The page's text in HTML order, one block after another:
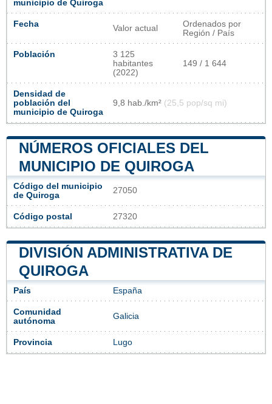
municipio de Quiroga
Fecha Valor actual
Ordenados por
Región / País
Población
3 125
habitantes
(2022)
149 / 1 644
Densidad de
población del
municipio de Quiroga
9,8 hab./km² (25,5 pop/sq mi)
NÚMEROS OFICIALES DEL
MUNICIPIO DE QUIROGA
Código del municipio
de Quiroga
27050
Código postal 27320
DIVISIÓN ADMINISTRATIVA DE
QUIROGA
País España
Comunidad
autónoma
Galicia
Provincia Lugo